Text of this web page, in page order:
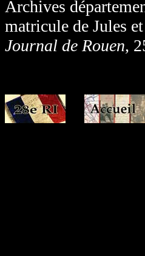
Archives
matricule de Jules
Journal de Rouen,